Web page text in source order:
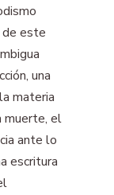
este
una
materia
muerte, el
ante lo
escritura